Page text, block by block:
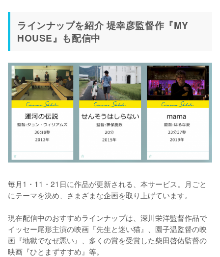
ラインナップを紹介 堤幸彦監督作『MY
HOUSE』も配信中
毎月1・11・21日に作品が更新される、本サービス。月ごと
にテーマを決め、さまざまな企画を取り上げています。
現在配信中のおすすめラインナップは、深川栄洋監督作品で
イッセー尾形主演の映画『先生と迷い猫』、園子温監督の映
画『地獄でなぜ悪い』、多くの賞を受賞した柴田啓佑監督の
映画『ひとまずすすめ』等。